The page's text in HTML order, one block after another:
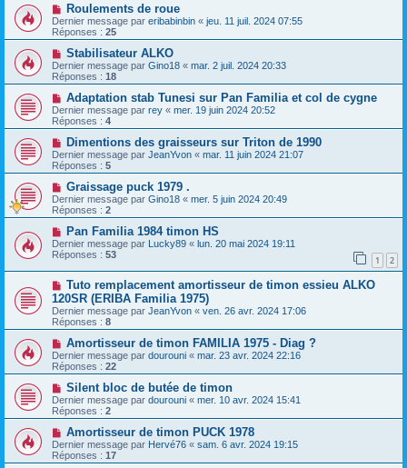
Roulements de roue
Dernier message par eribabinbin « jeu. 11 juil. 2024 07:55
Réponses : 25
Stabilisateur ALKO
Dernier message par Gino18 « mar. 2 juil. 2024 20:33
Réponses : 18
Adaptation stab Tunesi sur Pan Familia et col de cygne
Dernier message par rey « mer. 19 juin 2024 20:52
Réponses : 4
Dimentions des graisseurs sur Triton de 1990
Dernier message par JeanYvon « mar. 11 juin 2024 21:07
Réponses : 5
Graissage puck 1979 .
Dernier message par Gino18 « mer. 5 juin 2024 20:49
Réponses : 2
Pan Familia 1984 timon HS
Dernier message par Lucky89 « lun. 20 mai 2024 19:11
Réponses : 53 1 2
Tuto remplacement amortisseur de timon essieu ALKO
120SR (ERIBA Familia 1975)
Dernier message par JeanYvon « ven. 26 avr. 2024 17:06
Réponses : 8
Amortisseur de timon FAMILIA 1975 - Diag ?
Dernier message par dourouni « mar. 23 avr. 2024 22:16
Réponses : 22
Silent bloc de butée de timon
Dernier message par dourouni « mer. 10 avr. 2024 15:41
Réponses : 2
Amortisseur de timon PUCK 1978
Dernier message par Hervé76 « sam. 6 avr. 2024 19:15
Réponses : 17